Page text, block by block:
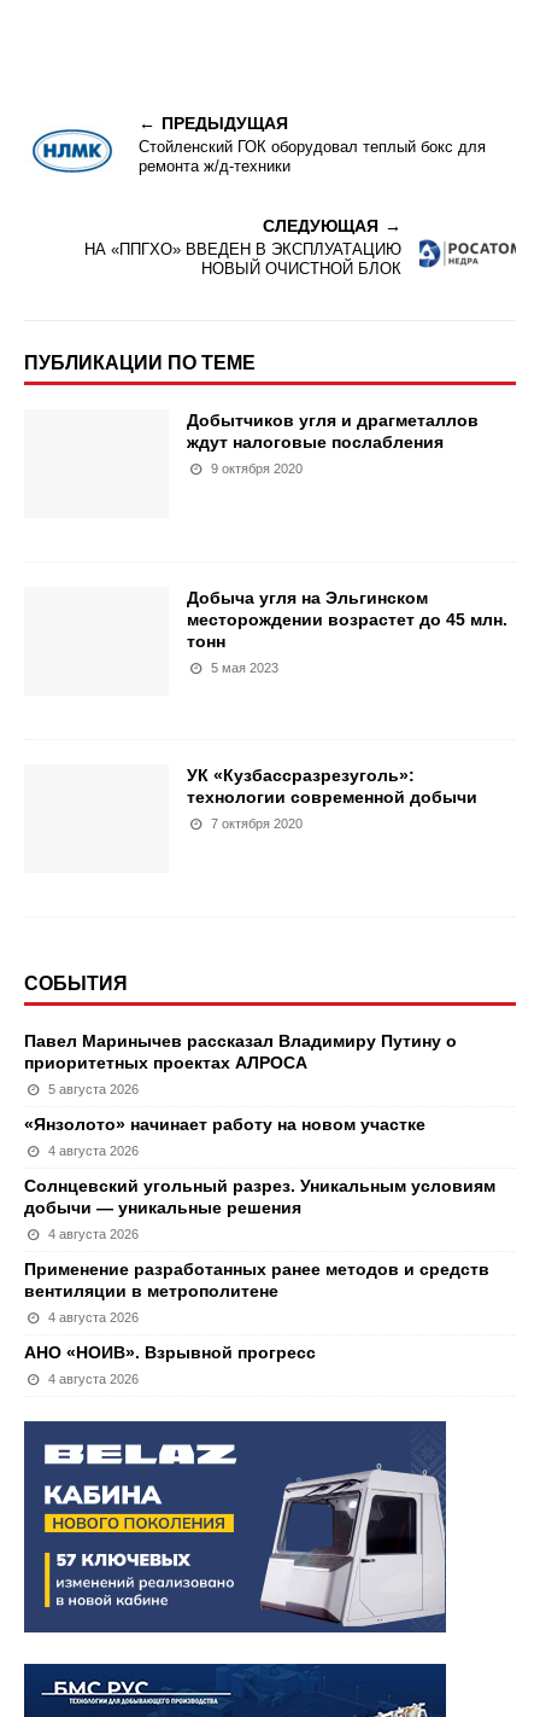
ПРЕДЫДУЩАЯ
Стойленский ГОК оборудовал теплый бокс для
ремонта ж/д-техники
СЛЕДУЮЩАЯ
НА «ППГХО» ВВЕДЕН В ЭКСПЛУАТАЦИЮ
НОВЫЙ ОЧИСТНОЙ БЛОК
ПУБЛИКАЦИИ ПО ТЕМЕ
Добытчиков угля и драгметаллов
ждут налоговые послабления
9 октября 2020
Добыча угля на Эльгинском
месторождении возрастет до 45 млн.
тонн
5 мая 2023
УК «Кузбассразрезуголь»:
технологии современной добычи
7 октября 2020
СОБЫТИЯ
Павел Маринычев рассказал Владимиру Путину о
приоритетных проектах АЛРОСА
5 августа 2026
«Янзолото» начинает работу на новом участке
4 августа 2026
Солнцевский угольный разрез. Уникальным условиям
добычи — уникальные решения
4 августа 2026
Применение разработанных ранее методов и средств
вентиляции в метрополитене
4 августа 2026
АНО «НОИВ». Взрывной прогресс
4 августа 2026